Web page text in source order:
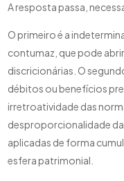
A resposta passa,
O primeiro é a
contumaz, que pode
discricionárias. O
débitos ou benefícios
irretroatividade das
desproporcionalidade
aplicadas de forma
esfera patrimonial.